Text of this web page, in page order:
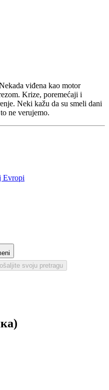
viđena kao motor
Krize, poremećaji i
Neki kažu da su smeli dani
ne verujemo.
Evropi
svoju pretragu